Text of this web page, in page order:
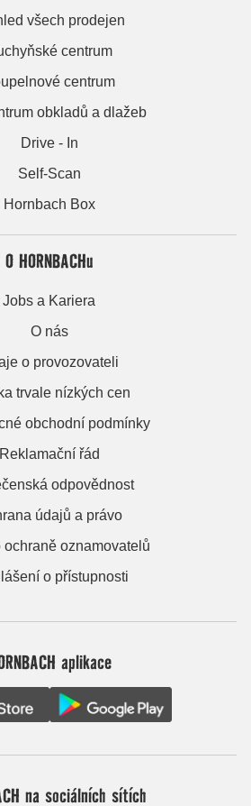
všech prodejen
centrum
centrum
obkladů a dlažeb
Drive - In
Self-Scan
Hornbach Box
O HORNBACHu
Jobs a Kariera
O nás
o provozovateli
trvale nízkých cen
obchodní podmínky
Reklamační řád
odpovědnost
údajů a právo
ochraně oznamovatelů
o přístupnosti
aplikace
na sociálních sítích